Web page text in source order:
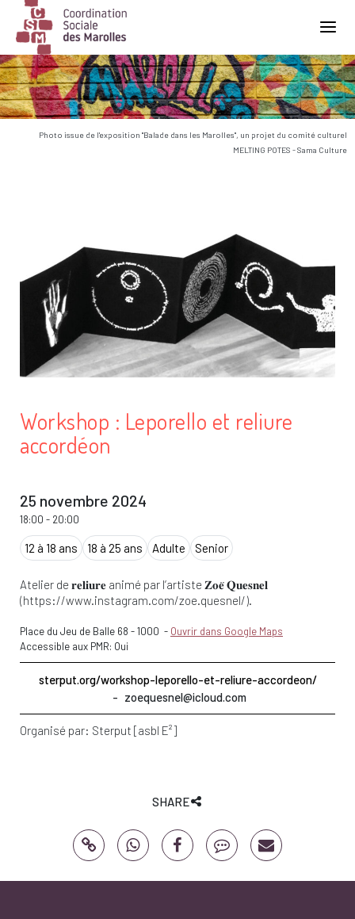
Main Navigation
Photo issue de l'exposition "Balade dans les Marolles", un projet du comité culturel
MELTING POTES - Sama Culture
Workshop : Leporello et reliure
accordéon
25 novembre 2024
18:00 - 20:00
12 à 18 ans 18 à 25 ans Adulte Senior
Atelier de 𝐫𝐞𝐥𝐢𝐮𝐫𝐞 animé par l’artiste 𝐙𝐨𝐞̈ 𝐐𝐮𝐞𝐬𝐧𝐞𝐥
(https://www.instagram.com/zoe.quesnel/).
Place du Jeu de Balle 68 -1000 - Ouvrir dans Google Maps
Accessible aux PMR: Oui
sterput.org/workshop-leporello-et-reliure-accordeon/
zoequesnel@icloud.com
Organisé par: Sterput [asbl E²]
SHARE